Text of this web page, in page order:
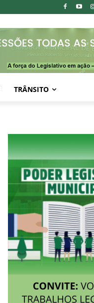
TRÂNSITO